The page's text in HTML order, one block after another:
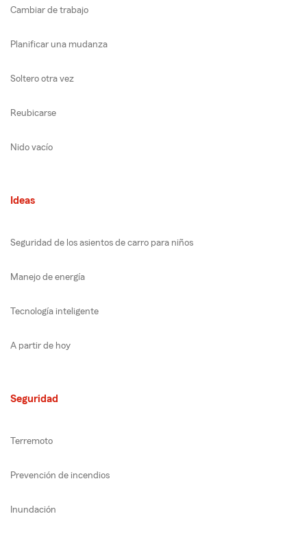
Cambiar de trabajo
Planificar una mudanza
Soltero otra vez
Reubicarse
Nido vacío
Ideas
Seguridad de los asientos de carro para niños
Manejo de energía
Tecnología inteligente
A partir de hoy
Seguridad
Terremoto
Prevención de incendios
Inundación